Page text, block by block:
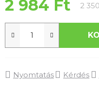
2 984 Ft 2
Nyomtatás Kérdés